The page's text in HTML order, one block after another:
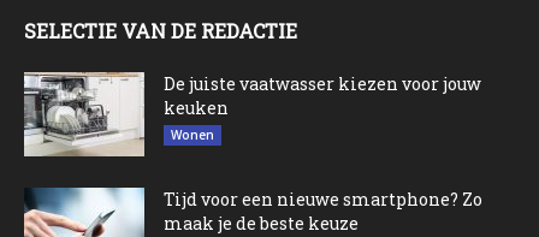
SELECTIE VAN DE REDACTIE
De juiste vaatwasser kiezen voor jouw
keuken
Wonen
Tijd voor een nieuwe smartphone? Zo
maak je de beste keuze